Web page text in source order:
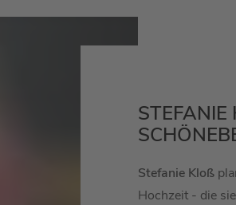
STEFANIE
Stefanie Kloß
Hochzeit - die